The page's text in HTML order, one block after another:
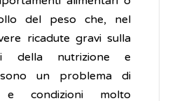
del peso che, nel
ricadute gravi sulla
della nutrizione e
sono un problema di
condizioni molto